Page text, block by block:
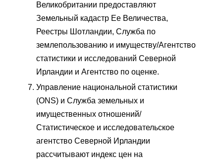
Великобритании предоставляют
Земельный кадастр Ее Величества,
Реестры Шотландии, Служба по
землепользованию и имуществу/Агентство
статистики и исследований Северной
Ирландии и Агентство по оценке.
Управление национальной статистики
(ONS) и Служба земельных и
имущественных отношений/
Статистическое и исследовательское
агентство Северной Ирландии
рассчитывают индекс цен на